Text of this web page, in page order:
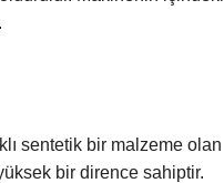
sentetik bir malzeme olan
bir dirence sahiptir.